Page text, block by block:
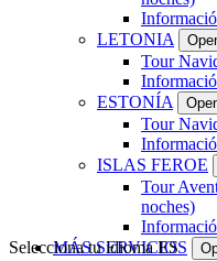
LETONIA
Tour
ESTONÍA
Tour
ISLAS FEROE
Tour
noches)
MÁS SERVICIOS
Selecciona tu idioma ES